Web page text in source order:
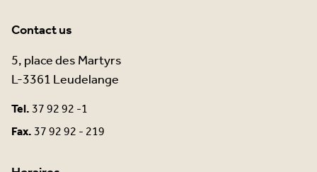
Contact us
5, place des Martyrs
L-3361 Leudelange
Tel.37 92 92 -1
Fax.37 92 92 - 219